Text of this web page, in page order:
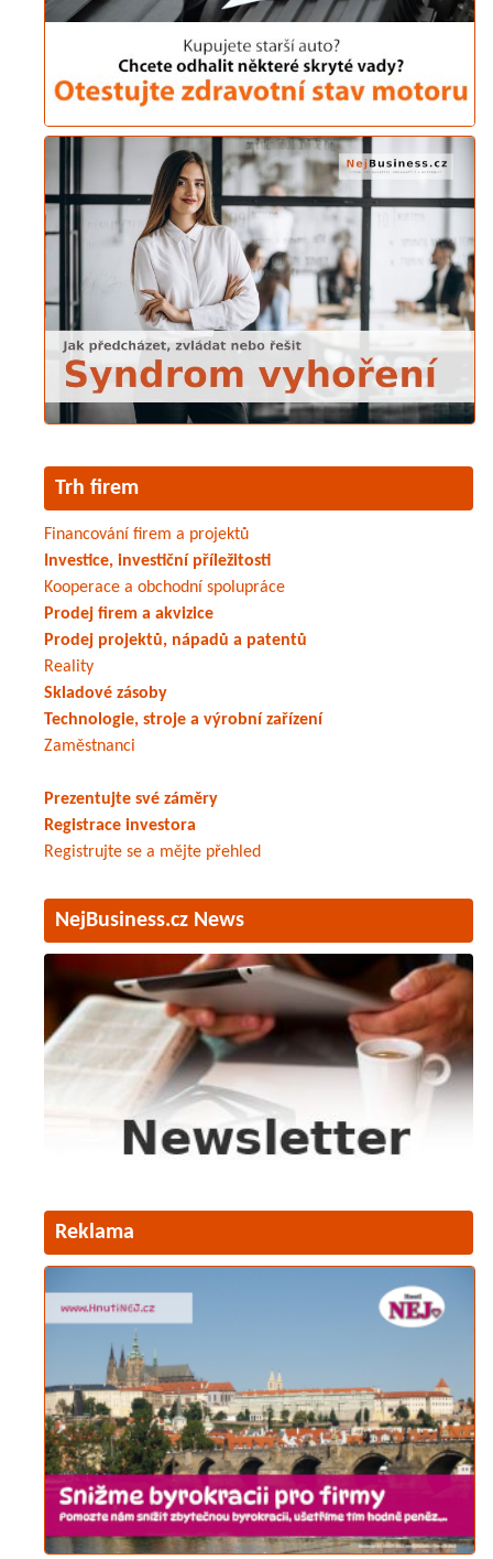
Trh firem
Financování firem a projektů
Investice, investiční příležitosti
Kooperace a obchodní spolupráce
Prodej firem a akvizice
Prodej projektů, nápadů a patentů
Reality
Skladové zásoby
Technologie, stroje a výrobní zařízení
Zaměstnanci
Prezentujte své záměry
Registrace investora
Registrujte se a mějte přehled
NejBusiness.cz News
Reklama